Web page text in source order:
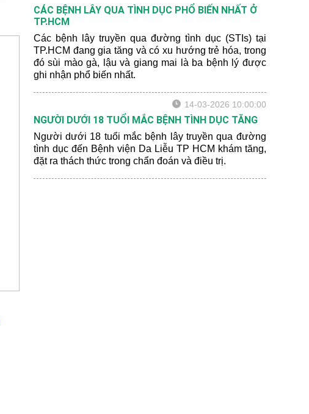
CÁC BỆNH LÂY QUA TÌNH DỤC PHỔ BIẾN NHẤT Ở
TP.HCM
Các bệnh lây truyền qua đường tình dục (STIs) tại
TP.HCM đang gia tăng và có xu hướng trẻ hóa, trong
đó sùi mào gà, lậu và giang mai là ba bệnh lý được
ghi nhận phổ biến nhất.
14-03-2026 10:00:00
NGƯỜI DƯỚI 18 TUỔI MẮC BỆNH TÌNH DỤC TĂNG
Người dưới 18 tuổi mắc bệnh lây truyền qua đường
tình dục đến Bệnh viện Da Liễu TP HCM khám tăng,
đặt ra thách thức trong chẩn đoán và điều trị.